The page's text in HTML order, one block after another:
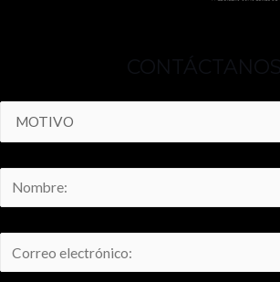
CONTÁCTANOS